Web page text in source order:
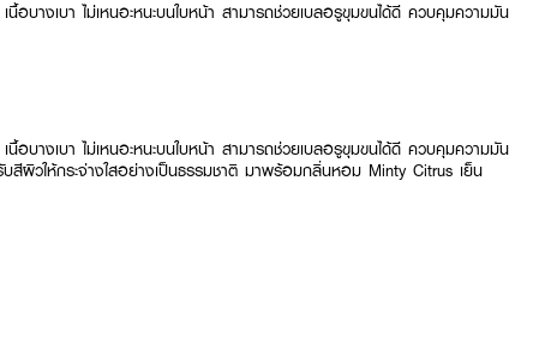
นื้อบางเบา ไม่เหนอะหนะบนใบหน้า สามารถช่วยเบลอรูขุมขนได้ดี ควบคุมความมัน
นื้อบางเบา ไม่เหนอะหนะบนใบหน้า สามารถช่วยเบลอรูขุมขนได้ดี ควบคุมความมัน
สีผิวให้กระจ่างใสอย่างเป็นธรรมชาติ มาพร้อมกลิ่นหอม Minty Citrus เย็น